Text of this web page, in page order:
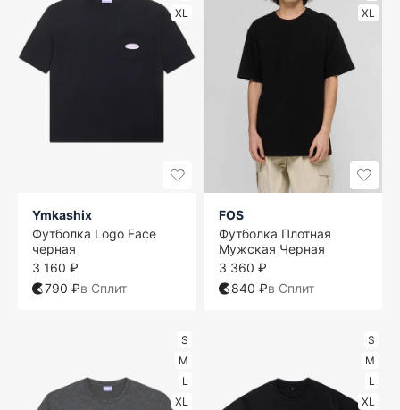
XL
Ymkashix
Футболка Logo Face
черная
3 160 ₽
790 ₽в Сплит
XL
FOS
Футболка Плотная
Мужская Черная
3 360 ₽
840 ₽в Сплит
S
M
L
XL
S
M
L
XL